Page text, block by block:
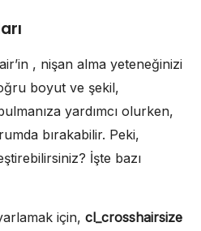
, nişan alma yeteneğinizi
boyut ve şekil,
yardımcı olurken,
bırakabilir. Peki,
İşte bazı
için, cl_crosshairsize